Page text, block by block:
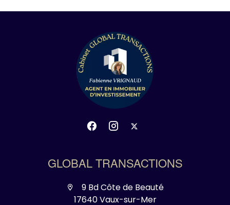
GLOBAL TRANSACTIONS
9 Bd Côte de Beauté
17640 Vaux-sur-Mer